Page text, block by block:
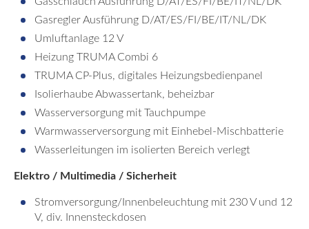
Gasregler Ausführung D/AT/ES/FI/BE/IT/NL/DK
Umluftanlage 12 V
Heizung TRUMA Combi 6
TRUMA CP-Plus, digitales Heizungsbedienpanel
Isolierhaube Abwassertank, beheizbar
Wasserversorgung mit Tauchpumpe
Warmwasserversorgung mit Einhebel-Mischbatterie
Wasserleitungen im isolierten Bereich verlegt
Elektro / Multimedia / Sicherheit
Stromversorgung/Innenbeleuchtung mit 230 V und 12
V, div. Innensteckdosen